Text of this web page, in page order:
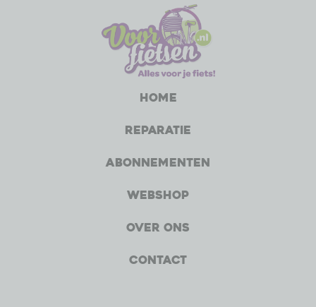
Home
Reparatie
Abonnementen
Webshop
Over ons
Contact